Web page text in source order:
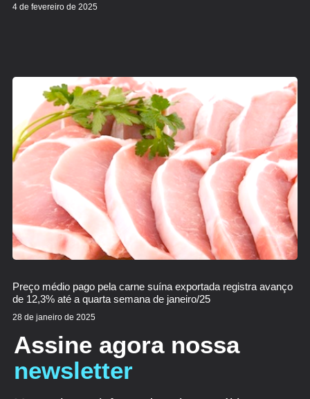
4 de fevereiro de 2025
Preço médio pago pela carne suína exportada registra avanço
de 12,3% até a quarta semana de janeiro/25
28 de janeiro de 2025
Assine agora nossa
newsletter